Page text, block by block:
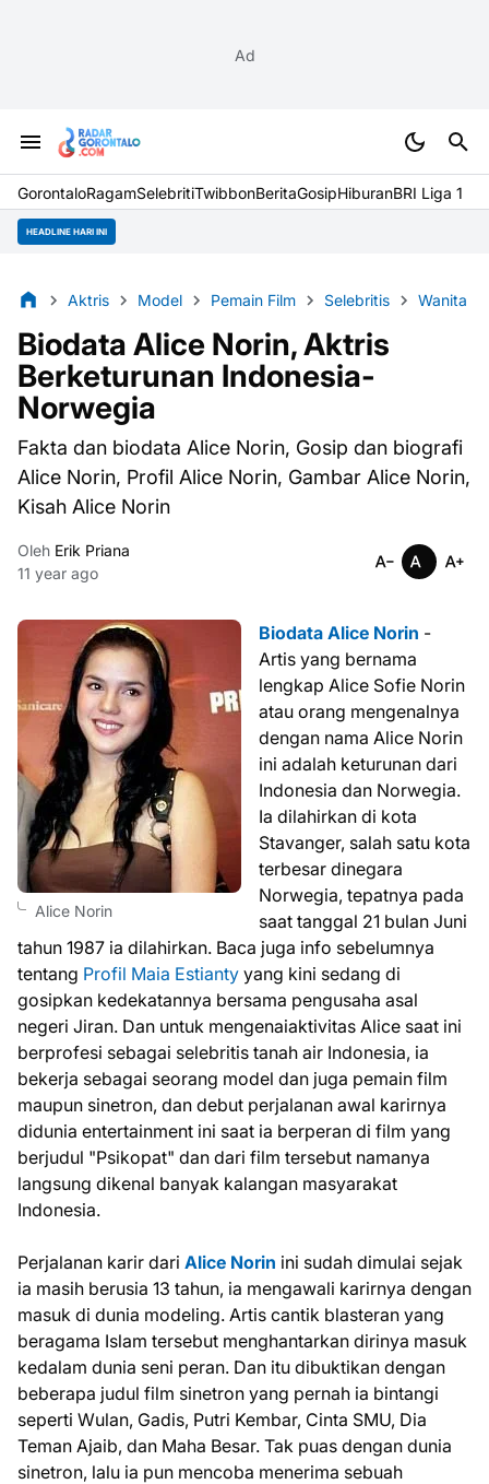
Ad
GorontaloRagamSelebritiTwibbonBeritaGosipHiburanBRI Liga 1
HEADLINE HARI INI
Aktris Model Pemain Film Selebritis Wanita
Biodata Alice Norin, Aktris
Berketurunan Indonesia-
Norwegia
Fakta dan biodata Alice Norin, Gosip dan biografi
Alice Norin, Profil Alice Norin, Gambar Alice Norin,
Kisah Alice Norin
Oleh Erik Priana
11 year ago
Alice Norin
Biodata Alice Norin -
Artis yang bernama
lengkap Alice Sofie Norin
atau orang mengenalnya
dengan nama Alice Norin
ini adalah keturunan dari
Indonesia dan Norwegia.
Ia dilahirkan di kota
Stavanger, salah satu kota
terbesar dinegara
Norwegia, tepatnya pada
saat tanggal 21 bulan Juni
tahun 1987 ia dilahirkan. Baca juga info sebelumnya
tentang Profil Maia Estianty yang kini sedang di
gosipkan kedekatannya bersama pengusaha asal
negeri Jiran. Dan untuk mengenaiaktivitas Alice saat ini
berprofesi sebagai selebritis tanah air Indonesia, ia
bekerja sebagai seorang model dan juga pemain film
maupun sinetron, dan debut perjalanan awal karirnya
didunia entertainment ini saat ia berperan di film yang
berjudul "Psikopat" dan dari film tersebut namanya
langsung dikenal banyak kalangan masyarakat
Indonesia.
Perjalanan karir dari Alice Norin ini sudah dimulai sejak
ia masih berusia 13 tahun, ia mengawali karirnya dengan
masuk di dunia modeling. Artis cantik blasteran yang
beragama Islam tersebut menghantarkan dirinya masuk
kedalam dunia seni peran. Dan itu dibuktikan dengan
beberapa judul film sinetron yang pernah ia bintangi
seperti Wulan, Gadis, Putri Kembar, Cinta SMU, Dia
Teman Ajaib, dan Maha Besar. Tak puas dengan dunia
sinetron, lalu ia pun mencoba menerima sebuah